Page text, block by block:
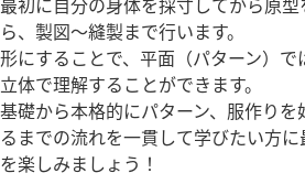
最初に自分の身体を採寸してから原
ら、製図〜縫製まで行います。
形にすることで、平面（パターン）
立体で理解することができます。
基礎から本格的にパターン、服作り
るまでの流れを一貫して学びたい方
を楽しみましょう！